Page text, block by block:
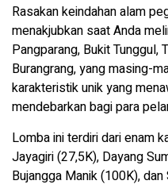
Rasakan keindahan alam
menakjubkan saat Anda
Pangparang, Bukit Tunggul,
Burangrang, yang masing-
karakteristik unik yang
mendebarkan bagi para
Lomba ini terdiri dari enam
Jayagiri (27,5K), Dayang
Bujangga Manik (100K),